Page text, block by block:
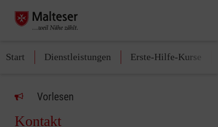
Start Dienstleistungen Erste-Hilfe-Kurse
Vorlesen
Kontakt